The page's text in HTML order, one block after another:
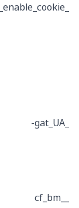
2 Months
0 Days
of
0 Days